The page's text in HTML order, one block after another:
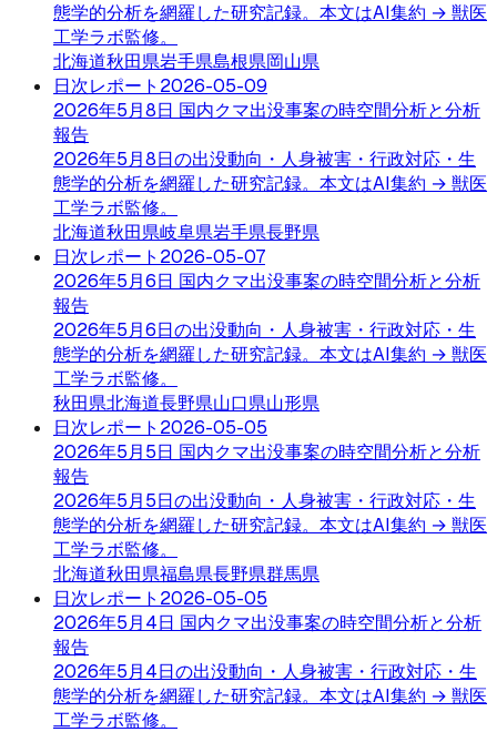
態学的分析を網羅した研究記録。本文はAI集約 → 獣医
工学ラボ監修。
北海道秋田県岩手県島根県岡山県
日次レポート 2026-05-09
2026年5月8日 国内クマ出没事案の時空間分析と分析
報告
2026年5月8日の出没動向・人身被害・行政対応・生
態学的分析を網羅した研究記録。本文はAI集約 → 獣医
工学ラボ監修。
北海道秋田県岐阜県岩手県長野県
日次レポート 2026-05-07
2026年5月6日 国内クマ出没事案の時空間分析と分析
報告
2026年5月6日の出没動向・人身被害・行政対応・生
態学的分析を網羅した研究記録。本文はAI集約 → 獣医
工学ラボ監修。
秋田県北海道長野県山口県山形県
日次レポート 2026-05-05
2026年5月5日 国内クマ出没事案の時空間分析と分析
報告
2026年5月5日の出没動向・人身被害・行政対応・生
態学的分析を網羅した研究記録。本文はAI集約 → 獣医
工学ラボ監修。
北海道秋田県福島県長野県群馬県
日次レポート 2026-05-05
2026年5月4日 国内クマ出没事案の時空間分析と分析
報告
2026年5月4日の出没動向・人身被害・行政対応・生
態学的分析を網羅した研究記録。本文はAI集約 → 獣医
工学ラボ監修。